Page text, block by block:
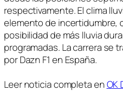
respectivamente. El clima
elemento de incertidumbre,
posibilidad de más lluvia
programadas. La carrera se
por Dazn F1 en España.
Leer noticia completa enOK